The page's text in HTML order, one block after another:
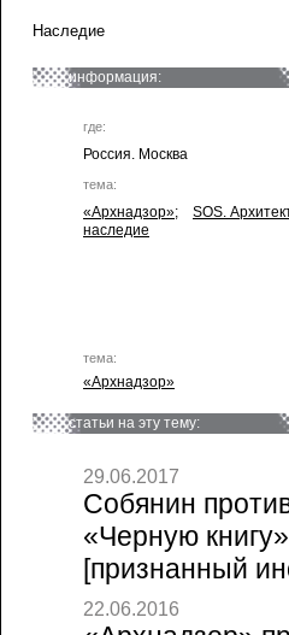
Наследие
информация:
где:
Россия. Москва
тема:
«Архнадзор»; SOS.
наследие
тема:
«Архнадзор»
статьи на эту тему:
29.06.2017
Собянин
«Черную
[признанный
22.06.2016